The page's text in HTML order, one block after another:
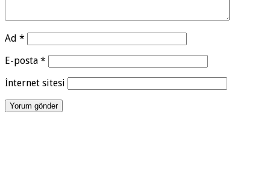
Ad *
E-posta *
İnternet sitesi